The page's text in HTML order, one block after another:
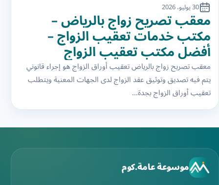
30 يوليو، 2026
معقب تصريح زواج بالرياض –
مكتب خدمات تعقيب الزواج –
أفضل مكتب تعقيب الزواج
وتسهيل المعاملات في الرياض
معقب تصريح زواج بالرياض تعقيب أوراق الزواج هو إجراء قانوني
يتم فيه تصديق وتوثيق عقد الزواج لدى الجهات المعنية ويتطلب
تعقيب أوراق الزواج بجدة…
موسوعة عامة.كوم